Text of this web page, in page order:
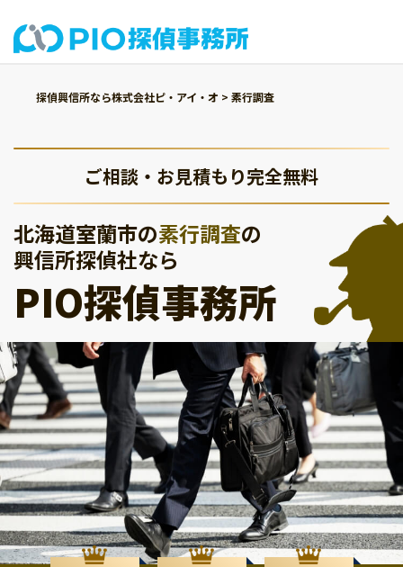
探偵興信所なら株式会社ピ・アイ・オ > 素行調査
ご相談・お見積もり完全無料
北海道室蘭市の素行調査の
興信所探偵社なら
PIO探偵事務所